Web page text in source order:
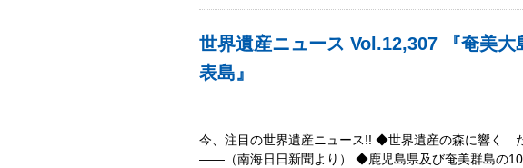
世界遺産ニュース Vol.12,307 『奄美
表島』
今、注目の世界遺産ニュース!! ◆世界遺産の森に響く
――（南海日日新聞より） ◆鹿児島県及び奄美群島の10